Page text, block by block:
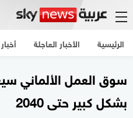
الرئيسية الأخبار العاجلة أخبار
سوق العمل الألماني
بشكل كبير حتى 2040